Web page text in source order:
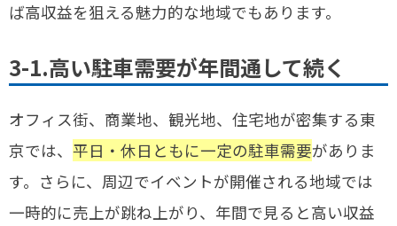
ば高収益を狙える魅力的な地域でもあります。
3-1.高い駐車需要が年間通して続く
オフィス街、商業地、観光地、住宅地が密集する東
京では、 平日・休日ともに一定の駐車需要がありま
す。さらに、周辺でイベントが開催される地域では
一時的に売上が跳ね上がり、年間で見ると高い収益